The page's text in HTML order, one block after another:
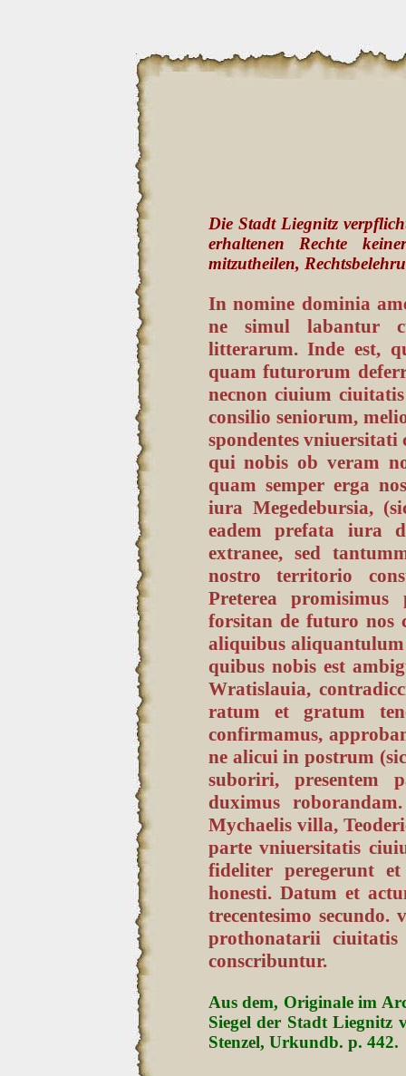
Die Stadt Liegnitz
erhaltenen Rechte
mitzutheilen,
In nomine dominia
ne simul labantur
litterarum. Inde est,
quam futurorum
necnon ciuium
consilio seniorum,
spondentes
qui nobis ob veram
quam semper erga
iura Megedebursia,
eadem prefata iura
extranee, sed
nostro territorio
Preterea
forsitan de futuro nos
aliquibus aliquantulum
quibus nobis est
Wratislauia,
ratum et gratum
confirmamus,
ne alicui in postrum
suboriri, presentem
duximus
Mychaelis villa,
parte vniuersitatis
fideliter peregerunt
honesti. Datum et
trecentesimo
prothonatarii ciuitatis
conscribuntur.
Aus dem, Originale im
Siegel der Stadt Liegnitz
Stenzel, Urkundb. p. 442.